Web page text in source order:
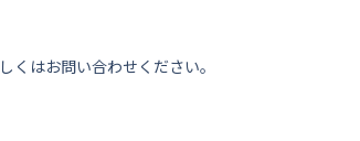
はお問い合わせください。